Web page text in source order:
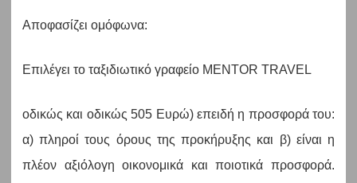
Αποφασίζει ομόφωνα:
Επιλέγει το ταξιδιωτικό γραφείο MENTOR TRAVEL
οδικώς και οδικώς 505 Ευρώ) επειδή η προσφορά του:
α) πληροί τους όρους της προκήρυξης και β) είναι η
πλέον αξιόλογη οικονομικά και ποιοτικά προσφορά.